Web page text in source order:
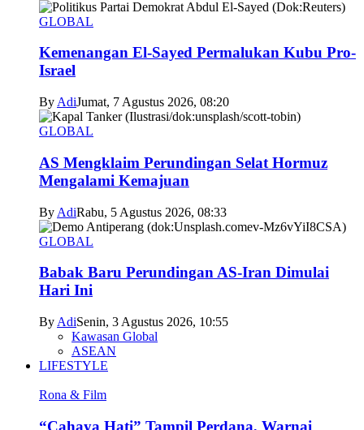
GLOBAL
Kemenangan El-Sayed Permalukan Kubu Pro-
Israel
By AdiJumat, 7 Agustus 2026, 08:20
GLOBAL
AS Mengklaim Perundingan Selat Hormuz
Mengalami Kemajuan
By AdiRabu, 5 Agustus 2026, 08:33
GLOBAL
Babak Baru Perundingan AS-Iran Dimulai
Hari Ini
By AdiSenin, 3 Agustus 2026, 10:55
Kawasan Global
ASEAN
LIFESTYLE
Rona & Film
“Cahaya Hati” Tampil Perdana, Warnai